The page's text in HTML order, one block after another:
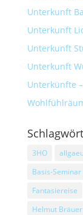
Unterkunft
Unterkunft
Unterkunft
Unterkunft
Unterkünfte
3HO
Basis-Seminar
Fantasiereise
Helmut Bräuer